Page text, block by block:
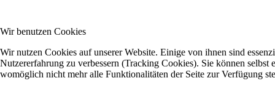
Wir benutzen Cookies
Wir nutzen Cookies auf unserer Website. Einige von ihnen sind
Nutzererfahrung zu verbessern (Tracking Cookies). Sie können
womöglich nicht mehr alle Funktionalitäten der Seite zur Verfügung